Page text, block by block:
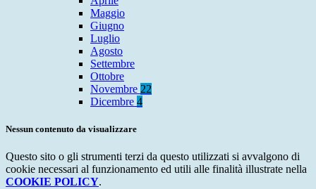
Maggio
Giugno
Luglio
Agosto
Settembre
Ottobre
Novembre 22
Dicembre 4
Nessun contenuto da visualizzare
Questo sito o gli strumenti terzi da questo utilizzati si avvalgono di
cookie necessari al funzionamento ed utili alle finalità illustrate nella
COOKIE POLICY.